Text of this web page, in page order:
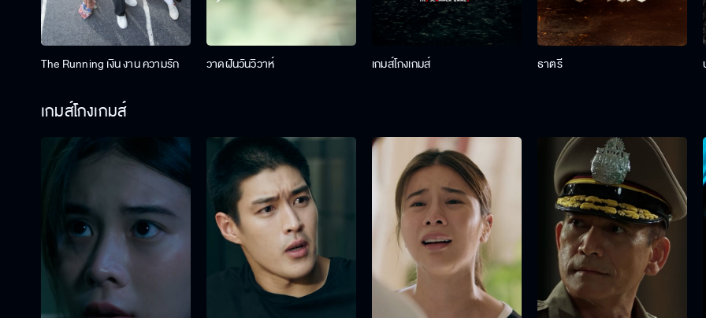
The Running เงิน งาน ความรัก วาดฝันวันวิวาห์ เกมส์โกงเกมส์ ธาตรี
เกมส์โกงเกมส์